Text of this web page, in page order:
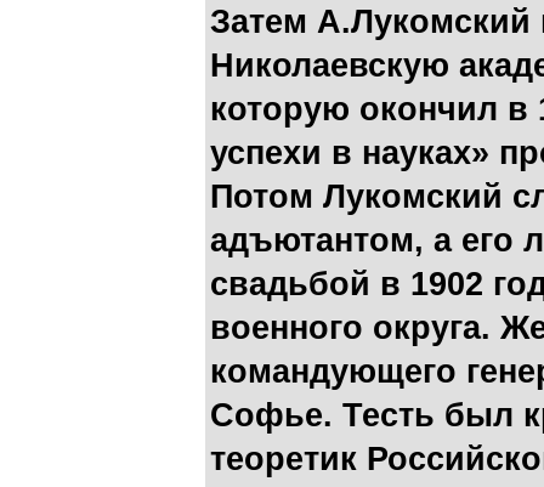
Затем А.Лукомский
Николаевскую
которую окончил в
успехи в науках»
Потом Лукомский
адъютантом, а его
свадьбой в 1902
военного округа.
командующего
Софье. Тесть был
теоретик